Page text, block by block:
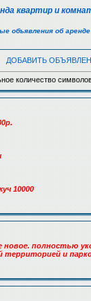
квартир и
объявления об
ДОБАВИТЬ
количество
10000
новое. полностью
и